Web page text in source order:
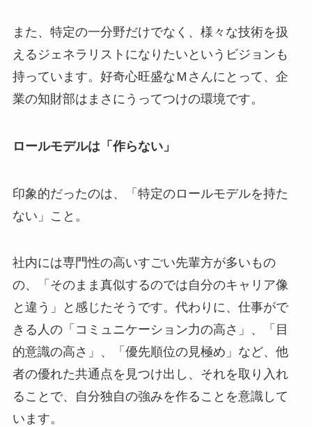
また、特定の一分野だけでなく、様々な技術を扱
えるジェネラリストになりたいというビジョンも
持っています。好奇心旺盛なＭさんにとって、企
業の知財部はまさにうってつけの環境です。
ロールモデルは「作らない」
印象的だったのは、「特定のロールモデルを持た
ない」こと。
社内には専門性の高いすごい先輩方が多いもの
の、「そのまま真似するのでは自分のキャリア像
と違う」と感じたそうです。代わりに、仕事がで
きる人の「コミュニケーション力の高さ」、「目
的意識の高さ」、「優先順位の見極め」など、他
者の優れた共通点を見つけ出し、それを取り入れ
ることで、自分独自の強みを作ることを意識して
います。